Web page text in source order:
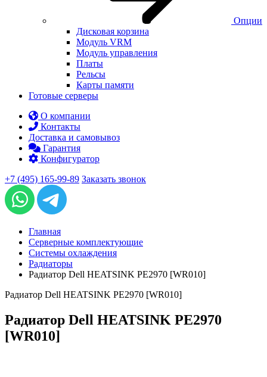
Опции
Дисковая корзина
Модуль VRM
Модуль управления
Платы
Рельсы
Карты памяти
Готовые серверы
О компании
Контакты
Доставка и самовывоз
Гарантия
Конфигуратор
+7 (495) 165-99-89 Заказать звонок
Главная
Серверные комплектующие
Системы охлаждения
Радиаторы
Радиатор Dell HEATSINK PE2970 [WR010]
Радиатор Dell HEATSINK PE2970 [WR010]
Радиатор Dell HEATSINK PE2970
[WR010]